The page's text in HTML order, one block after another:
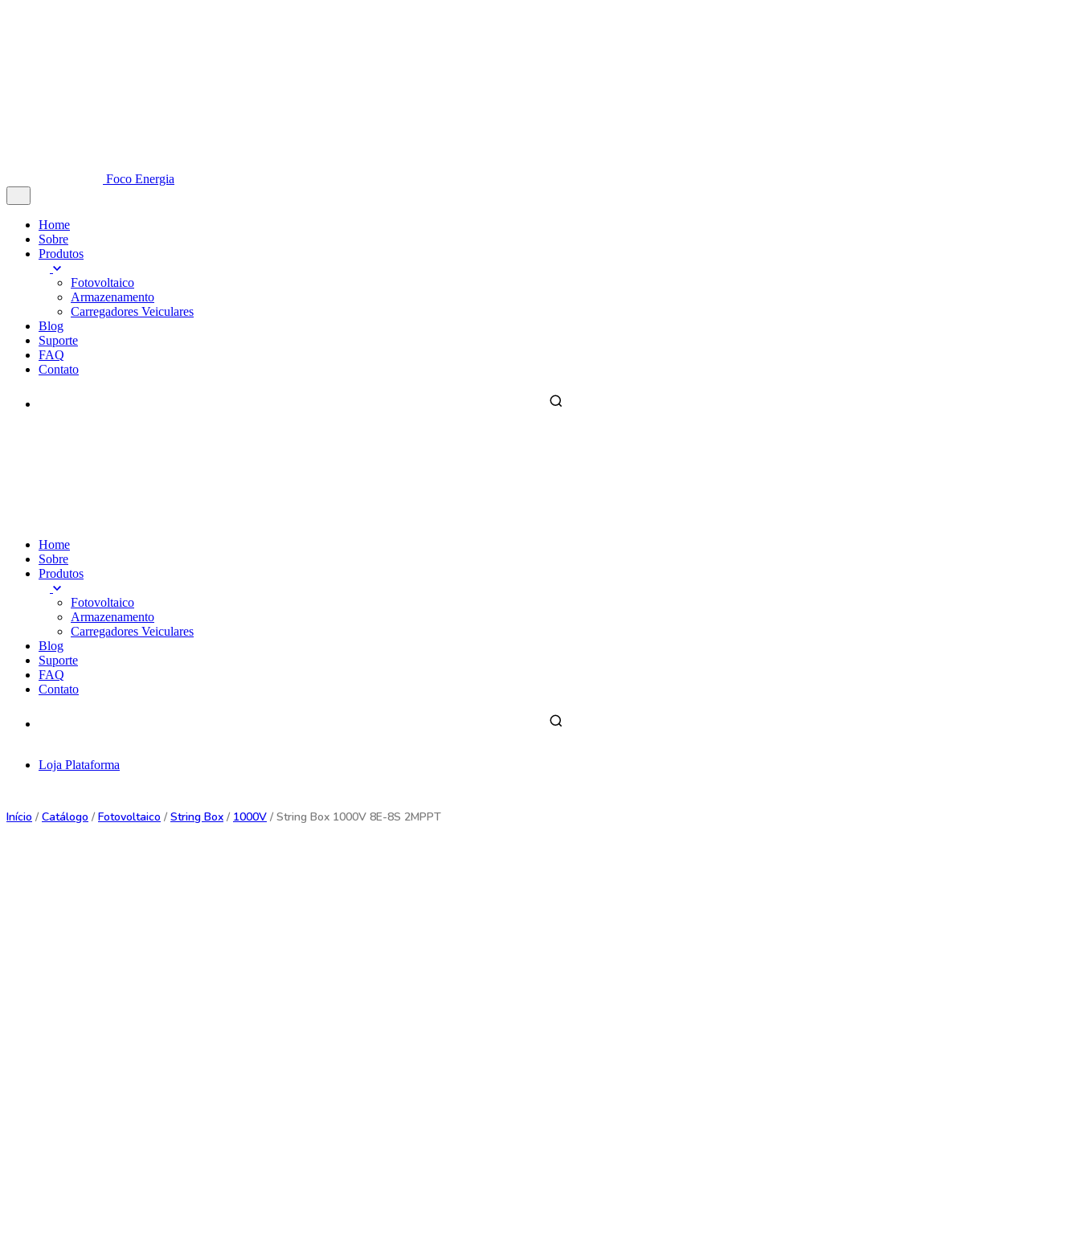
Foco Energia
Home
Sobre
Produtos
Fotovoltaico
Armazenamento
Carregadores Veiculares
Blog
Suporte
FAQ
Contato
Home
Sobre
Produtos
Fotovoltaico
Armazenamento
Carregadores Veiculares
Blog
Suporte
FAQ
Contato
Loja Plataforma
Início /Catálogo /Fotovoltaico /String Box / 1000V / String Box 1000V 8E-8S 2MPPT